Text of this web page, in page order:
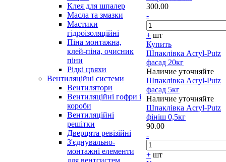
Клея для шпалер
Масла та змазки
Мастики
гідроізоляційні
Піна монтажна,
клей-піна, очисник
піни
Рідкі цвяхи
Вентиляційні системи
Вентилятори
Вентиляційні гофри і
короби
Вентиляційні
решітки
Дверцята ревізійні
З'єднувально-
монтажні елементи
для вентсистем
300.00
-
+ шт
Купить
Шпаклівка Acryl-Putz
фасад 20кг
Наличие уточняйте
Шпаклівка Acryl-Putz
фасад 5кг
Наличие уточняйте
Шпаклівка Acryl-Putz
фініш 0,5кг
90.00
-
+ шт